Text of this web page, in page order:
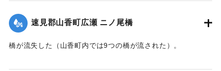
1976/9/7-1976/9/13｜固有コード: 00857038
速見郡山香町広瀬 ニノ尾橋
橋が流失した（山香町内では9つの橋が流された）。